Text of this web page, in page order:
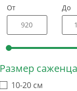
От До
Размер саженца
10-20 см